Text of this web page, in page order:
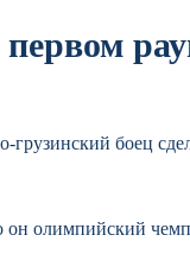
боец
он олимпийский